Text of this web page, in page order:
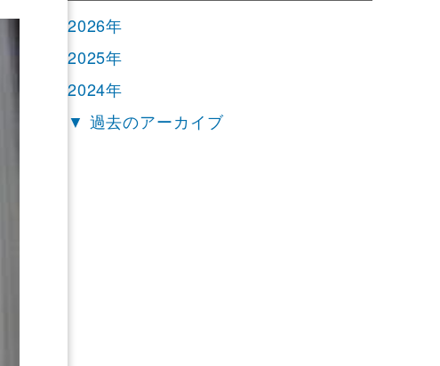
2026年
2025年
2024年
▼ 過去のアーカイブ